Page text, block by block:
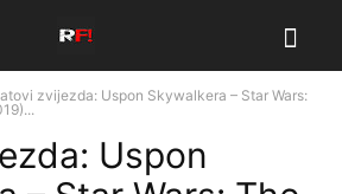
zvijezda: Uspon Skywalkera – Star Wars:
Uspon